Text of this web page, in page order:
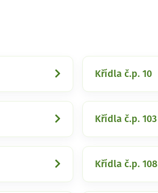
Křídla č.p. 10
Křídla č.p. 103
Křídla č.p. 108